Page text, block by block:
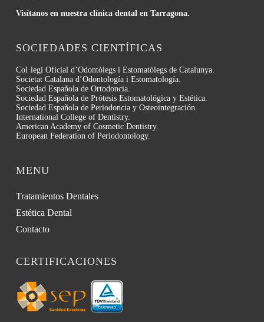
Visítanos en nuestra clínica dental en Tarragona.
SOCIEDADES CIENTÍFICAS
Col·legi Oficial d’Odontòlegs i Estomatòlegs de Catalunya.
Societat Catalana d’Odontología i Estomatología.
Sociedad Española de Ortodoncia.
Sociedad Española de Prótesis Estomatológica y Estética.
Sociedad Española de Periodoncia y Osteointegración.
International College of Dentistry.
American Academy of Cosmetic Dentistry.
European Federation of Periodontology.
MENU
Tratamientos Dentales
Estética Dental
Contacto
CERTIFICACIONES